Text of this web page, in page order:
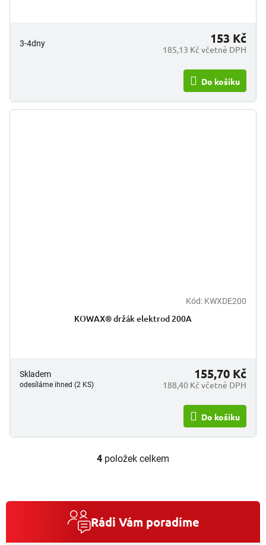
3-4dny
185,13 Kč včetně DPH
153 Kč
Do košíku
Kód: KWXDE200
KOWAX® držák elektrod 200A
Skladem
odesíláme ihned (2 KS) 188,40 Kč včetně DPH
155,70 Kč
Do košíku
O
a
4 položek celkem
Rádi Vám poradíme